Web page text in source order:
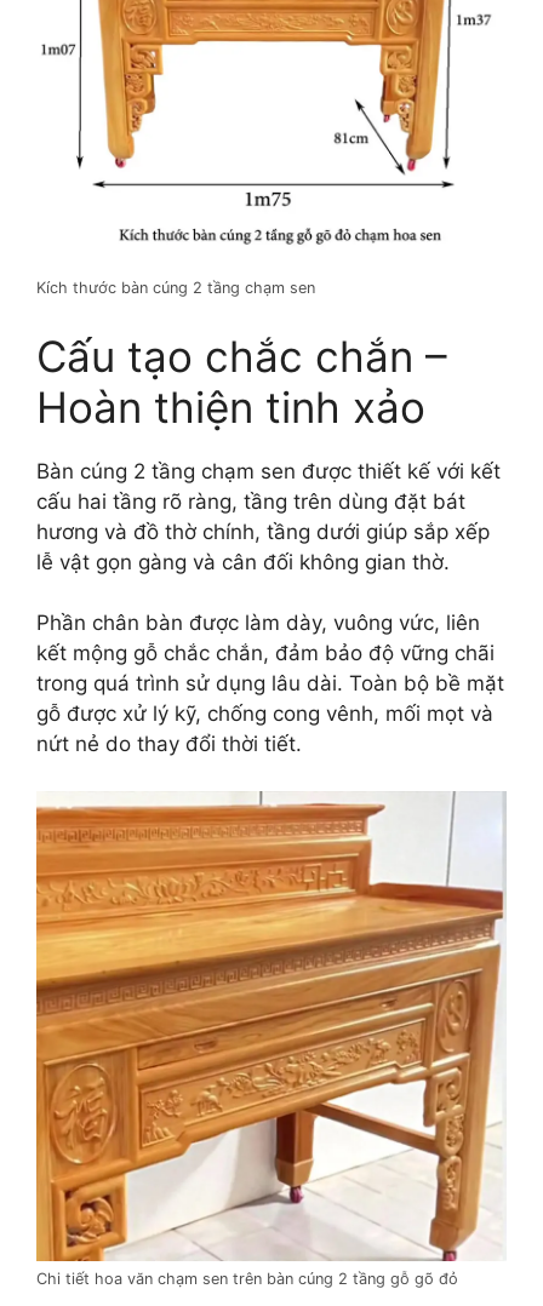
Kích thước bàn cúng 2 tầng chạm sen
Cấu tạo chắc chắn –
Hoàn thiện tinh xảo
Bàn cúng 2 tầng chạm sen được thiết kế với kết
cấu hai tầng rõ ràng, tầng trên dùng đặt bát
hương và đồ thờ chính, tầng dưới giúp sắp xếp
lễ vật gọn gàng và cân đối không gian thờ.
Phần chân bàn được làm dày, vuông vức, liên
kết mộng gỗ chắc chắn, đảm bảo độ vững chãi
trong quá trình sử dụng lâu dài. Toàn bộ bề mặt
gỗ được xử lý kỹ, chống cong vênh, mối mọt và
nứt nẻ do thay đổi thời tiết.
Chi tiết hoa văn chạm sen trên bàn cúng 2 tầng gỗ gõ đỏ